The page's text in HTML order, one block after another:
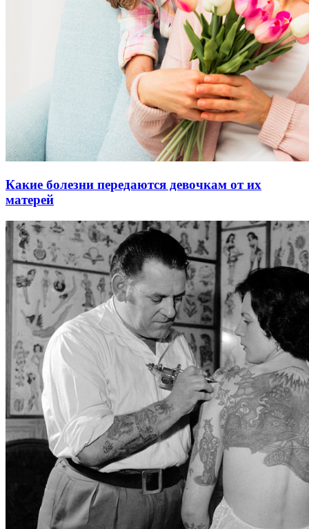
Какие болезни передаются девочкам от их
матерей